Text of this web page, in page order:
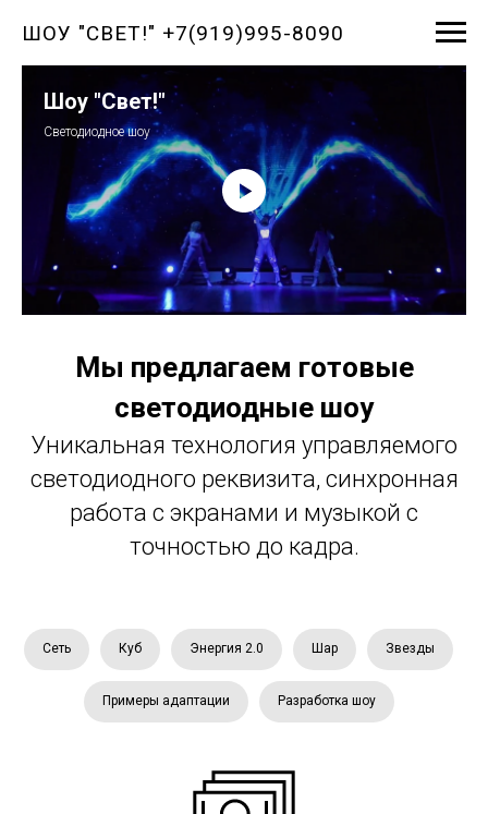
ШОУ "СВЕТ!" +7(919)995-8090
Шоу "Свет!"
Светодиодное шоу
Мы предлагаем готовые
светодиодные шоу
Уникальная технология управляемого
светодиодного реквизита, синхронная
работа с экранами и музыкой с
точностью до кадра.
Сеть Куб Энергия 2.0 Шар Звезды
Примеры адаптации Разработка шоу